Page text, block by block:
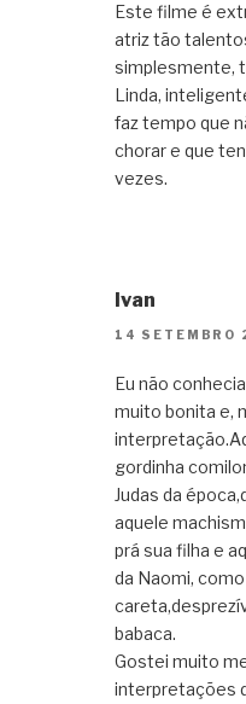
Este filme é
atriz tão
simplesmente,
Linda,
faz tempo que
chorar e que
vezes.
Ivan
14 SETEMBRO
Eu não
muito bonita e,
gordinha
Judas da
aquele
prá sua filha e
da Naomi,
babaca.
Gostei muito
interpretações